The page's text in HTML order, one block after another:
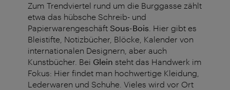
Zum Trendviertel rund um die Burggasse zählt
etwa das hübsche Schreib- und
Papierwarengeschäft Sous-Bois . Hier gibt es
Bleistifte, Notizbücher, Blöcke, Kalender von
internationalen Designern, aber auch
Kunstbücher. Bei Glein steht das Handwerk im
Fokus: Hier findet man hochwertige Kleidung,
Lederwaren und Schuhe. Vieles wird vor Ort